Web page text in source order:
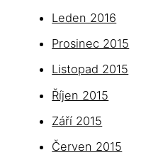
Leden 2016
Prosinec 2015
Listopad 2015
Říjen 2015
Září 2015
Červen 2015